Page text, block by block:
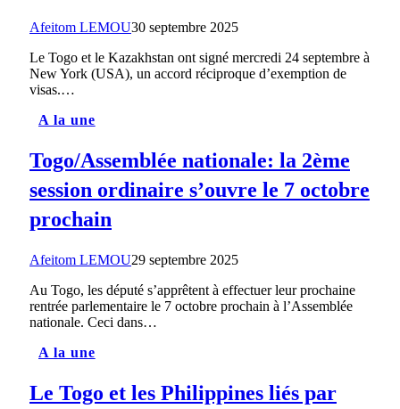
Afeitom LEMOU30 septembre 2025
Le Togo et le Kazakhstan ont signé mercredi 24 septembre à
New York (USA), un accord réciproque d’exemption de
visas.…
A la une
Togo/Assemblée nationale: la 2ème
session ordinaire s’ouvre le 7 octobre
prochain
Afeitom LEMOU29 septembre 2025
Au Togo, les député s’apprêtent à effectuer leur prochaine
rentrée parlementaire le 7 octobre prochain à l’Assemblée
nationale. Ceci dans…
A la une
Le Togo et les Philippines liés par